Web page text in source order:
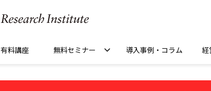
有料講座 無料セミナー 導入事例・コラム 経